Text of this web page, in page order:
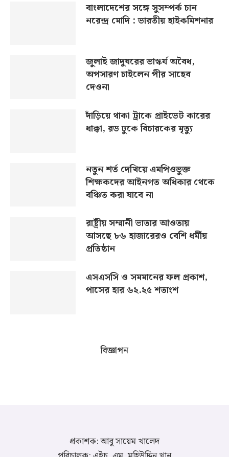
বাংলাদেশের সঙ্গে সুসম্পর্ক চান
নরেন্দ্র মোদি : ভারতীয় হাইকমিশনার
জুলাই জাদুঘরের ভাস্কর্য অবৈধ,
অপসারণ চাইলেন পীর সাহেব
দেওনা
দাঁড়িয়ে থাকা ট্রাকে প্রাইভেট কারের
ধাক্কা, রড ঢুকে বিচারকের মৃত্যু
নতুন শর্ত দেখিয়ে এমপিওভুক্ত
শিক্ষকদের আইনগত অধিকার থেকে
বঞ্চিত করা যাবে না
রাষ্ট্রীয় সম্মানী ভাতার আওতায়
আসছে ৮৬ হাজারেরও বেশি ধর্মীয়
প্রতিষ্ঠান
এসএসসি ও সমমানের ফল প্রকাশ,
পাসের হার ৬২.২৫ শতাংশ
বিজ্ঞাপন
প্রকাশক: আবু সায়েম খালেদ